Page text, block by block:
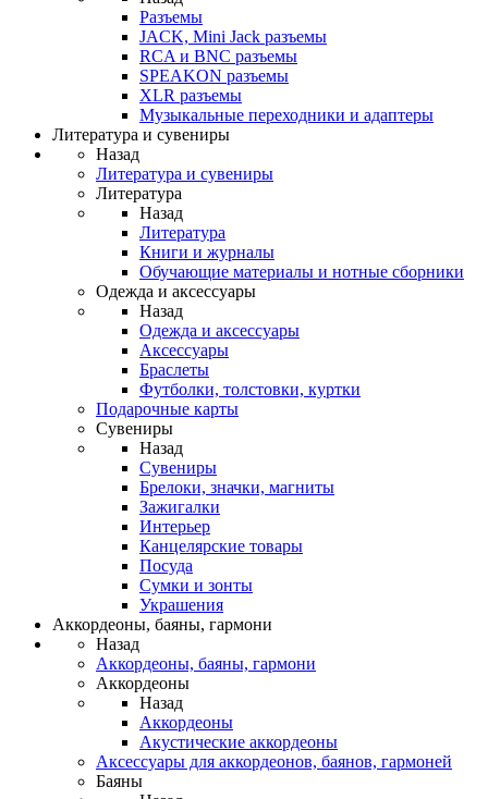
Разъемы
JACK, Mini Jack разъемы
RCA и BNC разъемы
SPEAKON разъемы
XLR разъемы
Музыкальные переходники и адаптеры
Литература и сувениры
Назад
Литература и сувениры
Литература
Назад
Литература
Книги и журналы
Обучающие материалы и нотные сборники
Одежда и аксессуары
Назад
Одежда и аксессуары
Аксессуары
Браслеты
Футболки, толстовки, куртки
Подарочные карты
Сувениры
Назад
Сувениры
Брелоки, значки, магниты
Зажигалки
Интерьер
Канцелярские товары
Посуда
Сумки и зонты
Украшения
Аккордеоны, баяны, гармони
Назад
Аккордеоны, баяны, гармони
Аккордеоны
Назад
Аккордеоны
Акустические аккордеоны
Аксессуары для аккордеонов, баянов, гармоней
Баяны